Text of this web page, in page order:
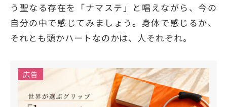
う聖なる存在を「ナマステ」と唱えながら、今の
自分の中で感じてみましょう。身体で感じるか、
それとも頭かハートなのかは、人それぞれ。
広告